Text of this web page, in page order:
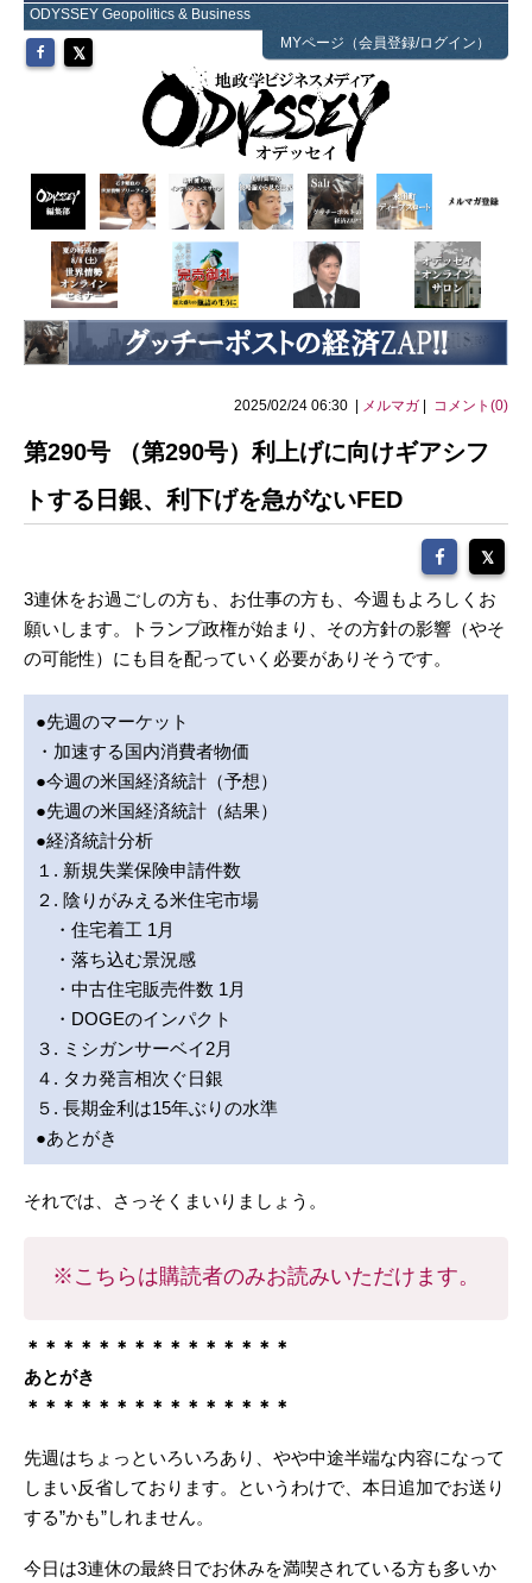
ODYSSEY Geopolitics & Business
MYページ（会員登録/ログイン）
2025/02/24 06:30 | メルマガ コメント(0)
第290号 （第290号）利上げに向けギアシフ
トする日銀、利下げを急がないFED
3連休をお過ごしの方も、お仕事の方も、今週もよろしくお
願いします。トランプ政権が始まり、その方針の影響（やそ
の可能性）にも目を配っていく必要がありそうです。
●先週のマーケット
・加速する国内消費者物価
●今週の米国経済統計（予想）
●先週の米国経済統計（結果）
●経済統計分析
１. 新規失業保険申請件数
２. 陰りがみえる米住宅市場
・住宅着工 1月
・落ち込む景況感
・中古住宅販売件数 1月
・DOGEのインパクト
３. ミシガンサーベイ2月
４. タカ発言相次ぐ日銀
５. 長期金利は15年ぶりの水準
●あとがき
それでは、さっそくまいりましょう。
※こちらは購読者のみお読みいただけます。
＊＊＊＊＊＊＊＊＊＊＊＊＊＊＊
あとがき
＊＊＊＊＊＊＊＊＊＊＊＊＊＊＊
先週はちょっといろいろあり、やや中途半端な内容になって
しまい反省しております。というわけで、本日追加でお送り
する”かも”しれません。
今日は3連休の最終日でお休みを満喫されている方も多いか